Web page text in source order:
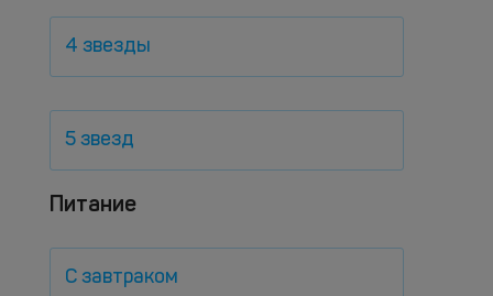
4 звезды
5 звезд
Питание
С завтраком